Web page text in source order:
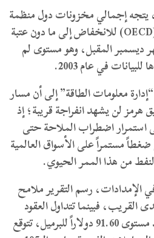
يتجه إجمالي مخزونات دول منظمة
التعاون الاقتصادي والتنمية (OECD) للانخفاض إلى ما دون عتبة
شهر ديسمبر المقبل، وهو مستوى لم
في عام 2003.
معلومات الطاقة” إلى أن مسار
هرمز لن يشهد انفراجة قريبة؛ إذ
استمرار اضطراب الملاحة حتى
ما يضع ضغطاً مستمراً على الأسواق العالمية
من هذا الممر الحيوي.
الإمدادات، رسم التقرير ملامح
القريب، فبينما تتداول العقود
الآجلة لخام برنت حالياً عند مستوى 91.60 دولاراً للبرميل، تتوقع